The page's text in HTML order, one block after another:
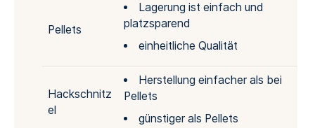
Pellets
Lagerung ist einfach und
platzsparend
einheitliche Qualität
Hackschnitz
el
Herstellung einfacher als bei
Pellets
günstiger als Pellets